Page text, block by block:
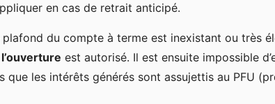
en cas de retrait anticipé.
du compte à terme est inexistant ou très
est autorisé. Il est ensuite impossible
que les intérêts générés sont assujettis au PFU